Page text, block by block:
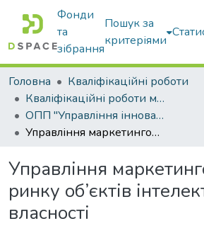
Фонди
та
зібрання
Пошук за
критеріями
Головна
Кваліфікаційні роботи
Кваліфікаційні роботи магістрів
ОПП "Управління інноваційною та консалтинговою діяльністю"
Управління маркетингом на ринку об’єктів інтелектуальної власності
Управління
ринку об’єктів
власності